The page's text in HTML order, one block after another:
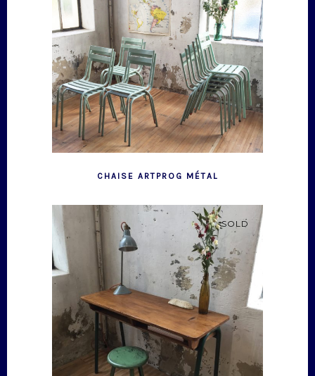
CHAISE ARTPROG MÉTAL
SOLD